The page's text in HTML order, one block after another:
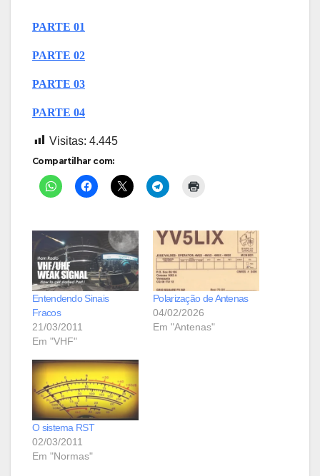
PARTE 01
PARTE 02
PARTE 03
PARTE 04
Visitas: 4.445
Compartilhar com:
Entendendo Sinais
Fracos
21/03/2011
Em "VHF"
Polarização de Antenas
04/02/2026
Em "Antenas"
O sistema RST
02/03/2011
Em "Normas"